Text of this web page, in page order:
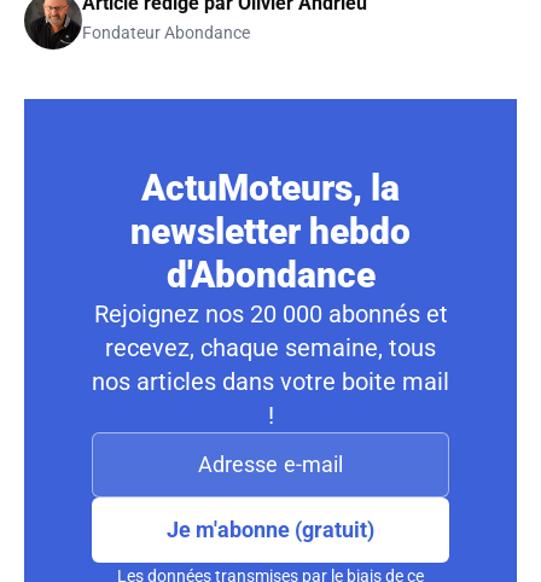
Fondateur Abondance
ActuMoteurs, la
newsletter hebdo
d'Abondance
Rejoignez nos 20 000 abonnés et
recevez, chaque semaine, tous
nos articles dans votre boite mail
!
Je m'abonne (gratuit)
Les données transmises par le biais de ce